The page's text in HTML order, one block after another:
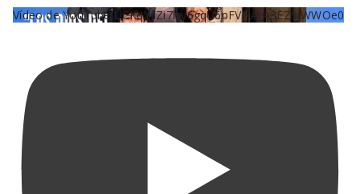
Vídeo de YouTube UCKqYjiZi7lzy6gqU6pFVFiA_A3EZ9JWWOe0